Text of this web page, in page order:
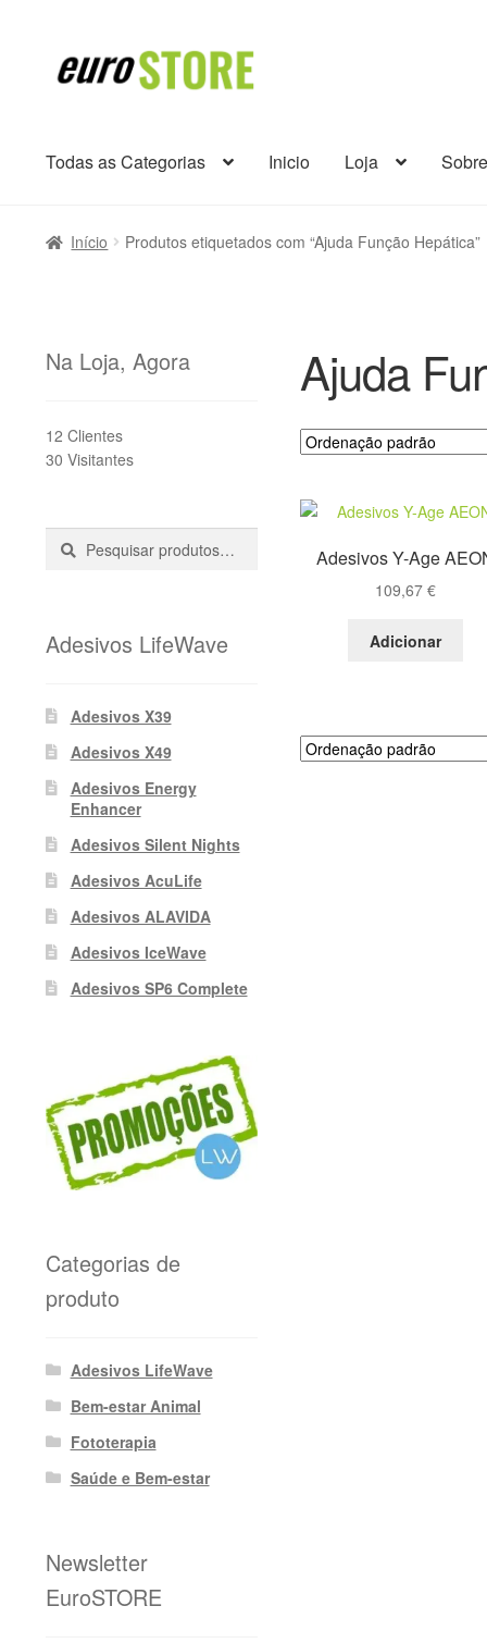
para
Saltar
para
Todas as Categorias
Inicio Loja
Início Produtos etiquetados com “Ajuda Função Hepática”
Ajuda
Adesivos Y-Age
109,67€
Adicionar
Na Loja, Agora
12 Clientes
30 Visitantes
Pesquisar
Pesquisa
Adesivos LifeWave
Adesivos X39
Adesivos X49
Adesivos Energy
Enhancer
Adesivos Silent Nights
Adesivos AcuLife
Adesivos ALAVIDA
Adesivos IceWave
Adesivos SP6 Complete
Categorias de
produto
Adesivos LifeWave
Bem-estar Animal
Fototerapia
Saúde e Bem-estar
Newsletter
EuroSTORE